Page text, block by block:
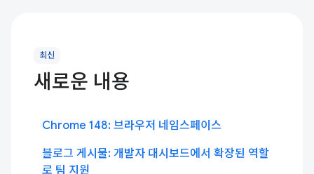
최신
새로운 내용
Chrome 148: 브라우저 네임스페이스
블로그 게시물: 개발자 대시보드에서 확장된 역할
로 팀 지원